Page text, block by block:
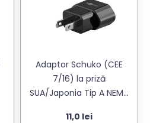
Adaptor Schuko (CEE
7/16) la priză
SUA/Japonia Tip A NEMA
11,0 lei